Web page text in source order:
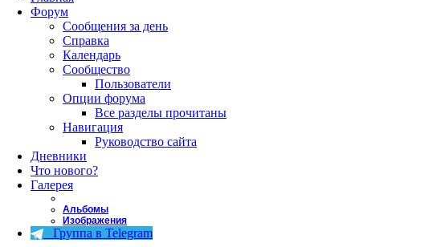
Форум
Сообщения за день
Справка
Календарь
Сообщество
Пользователи
Опции форума
Все разделы прочитаны
Навигация
Руководство сайта
Дневники
Что нового?
Галерея
Альбомы
Изображения
Группа в Telegram